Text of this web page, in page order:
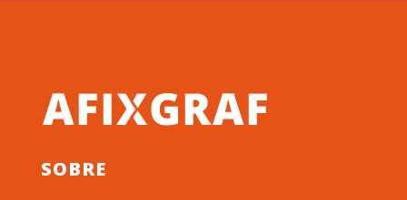
SOBRE